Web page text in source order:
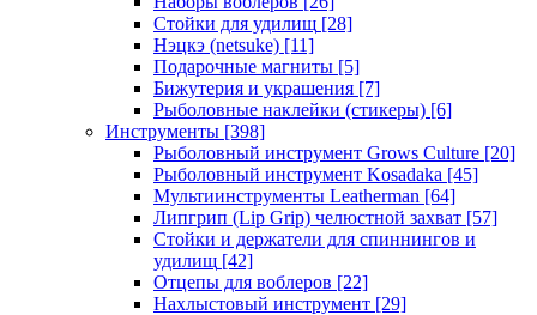
Стойки для удилищ [28]
Нэцкэ (netsuke) [11]
Подарочные магниты [5]
Бижутерия и украшения [7]
Рыболовные наклейки (стикеры) [6]
Инструменты [398]
Рыболовный инструмент Grows Culture [20]
Рыболовный инструмент Kosadaka [45]
Мультиинструменты Leatherman [64]
Липгрип (Lip Grip) челюстной захват [57]
Стойки и держатели для спиннингов и
удилищ [42]
Отцепы для воблеров [22]
Нахлыстовый инструмент [29]